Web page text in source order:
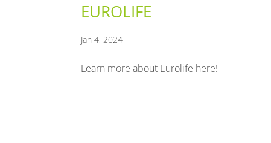
EUROLIFE
Jan 4, 2024
Learn more about Eurolife here!